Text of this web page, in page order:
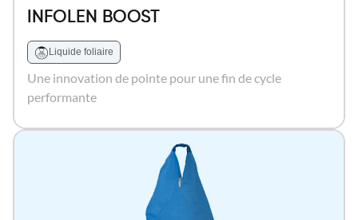
INFOLEN BOOST
Liquide foliaire
Une innovation de pointe pour une fin de cycle
performante